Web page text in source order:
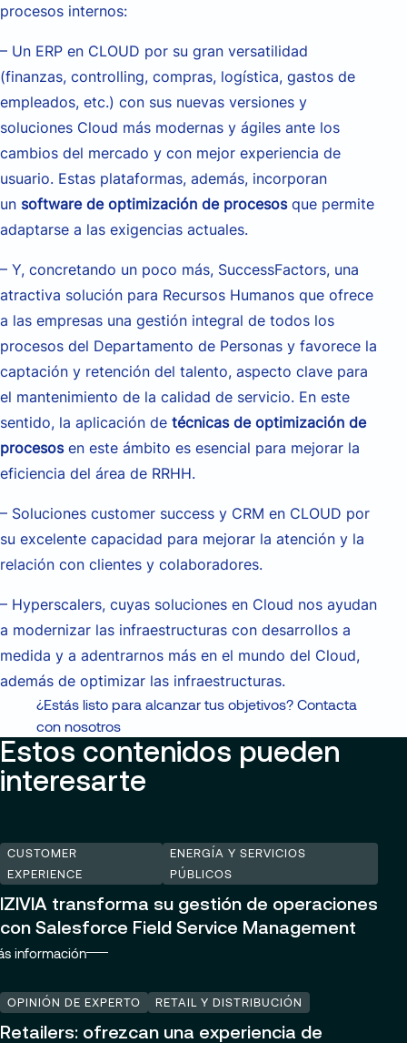
procesos internos:
– Un ERP en CLOUD por su gran versatilidad
(finanzas, controlling, compras, logística, gastos de
empleados, etc.) con sus nuevas versiones y
soluciones Cloud más modernas y ágiles ante los
cambios del mercado y con mejor experiencia de
usuario. Estas plataformas, además, incorporan
un software de optimización de procesosque permite
adaptarse a las exigencias actuales.
– Y, concretando un poco más, SuccessFactors, una
atractiva solución para Recursos Humanos que ofrece
a las empresas una gestión integral de todos los
procesos del Departamento de Personas y favorece la
captación y retención del talento, aspecto clave para
el mantenimiento de la calidad de servicio. En este
sentido, la aplicación de técnicas de optimización de
procesosen este ámbito es esencial para mejorar la
eficiencia del área de RRHH.
– Soluciones customer success y CRM en CLOUD por
su excelente capacidad para mejorar la atención y la
relación con clientes y colaboradores.
– Hyperscalers, cuyas soluciones en Cloud nos ayudan
a modernizar las infraestructuras con desarrollos a
medida y a adentrarnos más en el mundo del Cloud,
además de optimizar las infraestructuras.​
¿Estás listo para alcanzar tus objetivos? Contacta
con nosotros
Estos contenidos pueden
interesarte
CUSTOMER
EXPERIENCE
ENERGÍA Y SERVICIOS
PÚBLICOS
IZIVIA transforma su gestión de operaciones
con Salesforce Field Service Management
información
OPINIÓN DE EXPERTO RETAIL Y DISTRIBUCIÓN
Retailers: ofrezcan una experiencia de